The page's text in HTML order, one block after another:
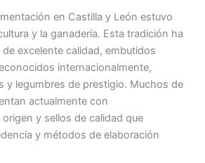
en Castilla y León estuvo
y la ganadería. Esta tradición ha
excelente calidad, embutidos
internacionalmente,
y legumbres de prestigio. Muchos de
actualmente con
y sellos de calidad que
y métodos de elaboración